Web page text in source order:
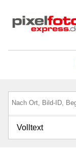
Volltext